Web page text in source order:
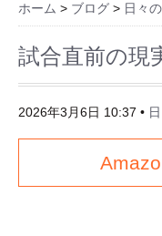
ホーム > ブログ > 日々
試合直前の現
2026年3月6日 10:37 •